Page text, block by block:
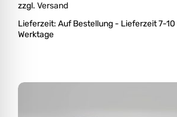
zzgl. Versand
Lieferzeit: Auf Bestellung - Lieferzeit 7-10
Werktage